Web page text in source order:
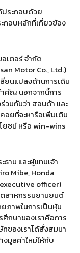
ประกอบด้วย
อบหลักที่เกี่ยวข้อง
เตอร์ จำกัด
Motor Co., Ltd.)
ยนแปลงด้านการเดิน
ำคัญ นอกจากนี้การ
วมกันว่า ฮอนด้า และ
ยที่จะหารือเพิ่มเติม
ชน์ หรือwin-wins
าน และผู้แทนเจ้า
Mibe, Honda
officer)
ตสาหกรรมยานยนต์
ภาพในการเป็นหุ้น
กษาของเราคือการ
ของเราได้สั่งสมมา
งมูลค่าใหม่ให้กับ